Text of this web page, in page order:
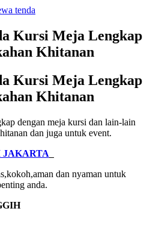
tenda
Kursi Meja Lengkap
Khitanan
Kursi Meja Lengkap
Khitanan
dengan meja kursi dan lain-lain
dan juga untuk event.
JAKARTA
dan nyaman untuk
anda.